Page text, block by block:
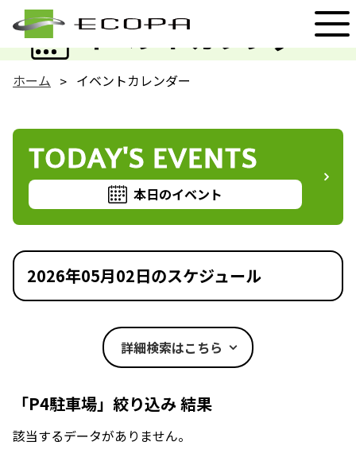
イベントカレンダー
EVENT
ホーム イベントカレンダー
TODAY'S EVENTS
本日のイベント
2026年05月02日のスケジュール
詳細検索はこちら
「P4駐車場」絞り込み 結果
該当するデータがありません。